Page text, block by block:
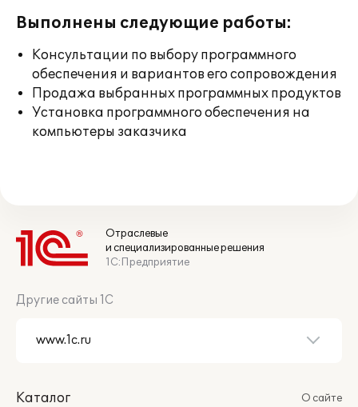
Выполнены следующие работы:
Консультации по выбору программного
обеспечения и вариантов его сопровождения
Продажа выбранных программных продуктов
Установка программного обеспечения на
компьютеры заказчика
Отраслевые
и специализированные решения
1С:Предприятие
Другие сайты 1С
Каталог
О сайте